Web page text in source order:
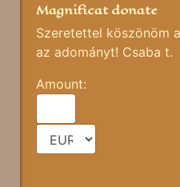
Magnificat donate
Szeretettel köszönöm
az adományt! Csaba t.
Amount: